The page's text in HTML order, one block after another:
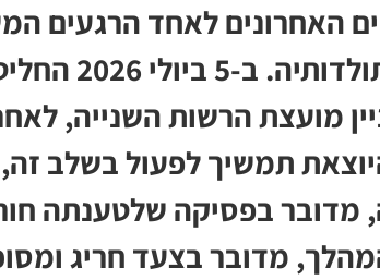
האחרונים לאחד הרגעים
הרגישים
מועצת הרשות השנייה,
תמשיך לפעול בשלב
מדובר בפסיקה שלטענתה
מדובר בצעד חריג